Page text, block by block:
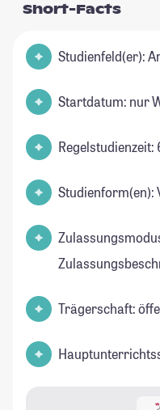
Short-Facts
Studienfeld(er):
Startdatum: nur
Regelstudienzeit:
Studienform(en):
Trägerschaft: